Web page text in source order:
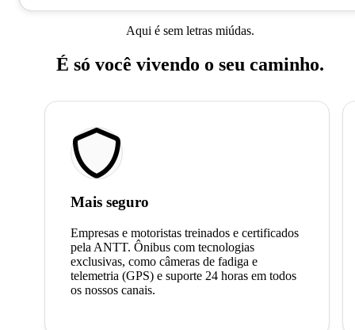
Aqui é sem letras miúdas.
É só você vivendo o seu caminho.
Mais seguro
Empresas e motoristas treinados e certificados
pela ANTT. Ônibus com tecnologias
exclusivas, como câmeras de fadiga e
telemetria (GPS) e suporte 24 horas em todos
os nossos canais.